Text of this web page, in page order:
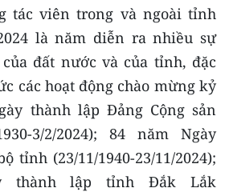
tác viên trong và ngoài tỉnh
là năm diễn ra nhiều sự
đất nước và của tỉnh, đặc
các hoạt động chào mừng kỷ
thành lập Đảng Cộng sản
3/2/2024); 84 năm Ngày
tỉnh (23/11/1940-23/11/2024);
thành lập tỉnh Đắk Lắk